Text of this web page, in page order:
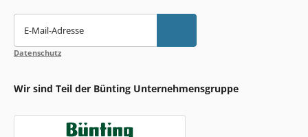
E-Mail-Adresse
Datenschutz
Wir sind Teil der Bünting Unternehmensgruppe